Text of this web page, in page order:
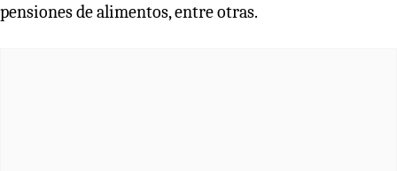
pensiones de alimentos, entre otras.